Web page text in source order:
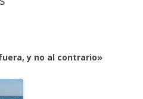
y no al contrario»